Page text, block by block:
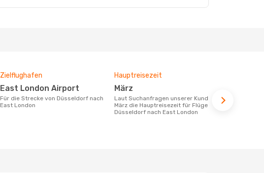
Zielflughafen
East London Airport
Für die Strecke von Düsseldorf nach
East London
Hauptreisezeit
März
Laut Suchanfragen unserer Kunden ist
März die Hauptreisezeit für Flüge von
Düsseldorf nach East London